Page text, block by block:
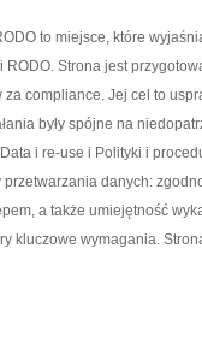
to miejsce, które
RODO. Strona jest
za compliance. Jej cel to
były spójne na
i re-use i Polityki i
danych:
a także umiejętność
kluczowe wymagania.